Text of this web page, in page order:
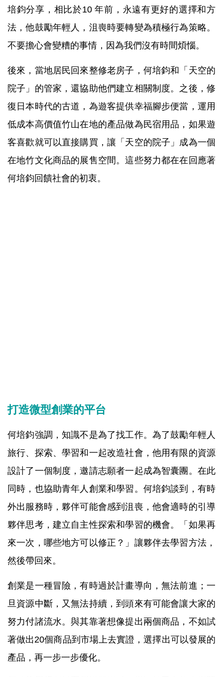
培鈞分享，相比於10 年前，永遠有更好的選擇和方
法，他鼓勵年輕人，沮喪時要轉變為積極行為策略。
不要擔心會變糟的事情，因為我們沒有時間煩惱。
後來，當地居民回來整修老房子，何培鈞和「天空的
院子」的管家，還協助他們建立相關制度。之後，修
復日本時代的古道，為遊客提供幸福腳步便當，運用
低成本高價值竹山在地的產品做為民宿用品，如果遊
客喜歡就可以直接購買，讓「天空的院子」成為一個
在地竹文化商品的展售空間。這些努力都在在回應著
何培鈞回饋社會的初衷。
打造微型創業的平台
何培鈞強調，知識不是為了找工作。為了鼓勵年輕人
旅行、探索、學習和一起改造社會，他用有限的資源
設計了一個制度，邀請志願者一起成為智囊團。在此
同時，也協助青年人創業和學習。何培鈞談到，有時
外出服務時，夥伴可能會感到沮喪，他會適時的引導
夥伴思考，建立自主性探索和學習的機會。「如果再
來一次，哪些地方可以修正？」讓夥伴去學習方法，
然後帶回來。
創業是一種冒險，有時過於計畫導向，無法前進；一
旦資源中斷，又無法持續，到頭來有可能會讓大家的
努力付諸流水。與其靠著想像提出兩個商品，不如試
著做出20個商品到市場上去實證，選擇出可以發展的
產品，再一步一步優化。